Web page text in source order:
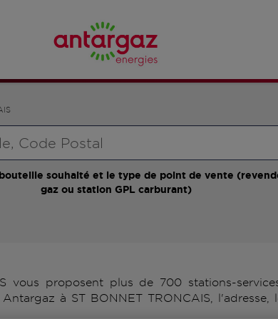
souhaité et le type de point de vente
gaz ou station GPL carburant)
vous proposent plus de 700 stations-
à ST BONNET TRONCAIS,